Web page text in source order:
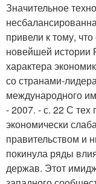
Значительное
привели к тому,
новейшей истории
характера
со странами-
международного
- 2007. - с. 22 С тех
экономически
правительством и
покинула ряды
держав. Этот